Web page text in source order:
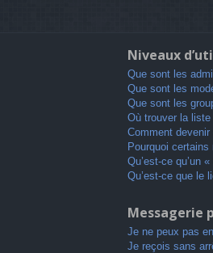
Niveaux
Que sont les
Que sont les
Que sont les
Où trouver la
Comment
Pourquoi
Qu’est-ce qu’un
Qu’est-ce que le
Messagerie
Je ne peux pas
Je reçois sans